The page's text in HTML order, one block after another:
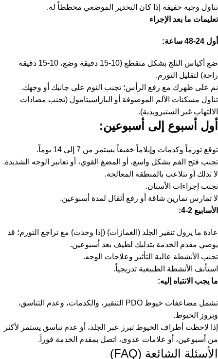
تناول وجبة خفيفة إذا كان التخدير الموضعي مخططاً له.
تعليمات ما بعد الإجراء
أول 24-48 ساعة:
ضع أكياس الثلج بشكل متقطع (10-15 دقيقة وضع، 10-15 دقيقة
راحة) لتقليل التورم.
نم على ظهرك مع رفع الرأس؛ تجنب النوم على جانبك أو وجهك.
تناول مسكنات الألم الموصوفة أو الباراسيتامول (تجنب مضادات
الالتهاب غير الستيرويدية).
أول أسبوع إلى أسبوعين:
توقع تورماً وكدمات وإيلاماً خفيفاً يستمر من 7 إلى 14 يوماً.
تجنب فتح الفم بشكل واسع، أو المضغ القوي، أو تعابير الوجه الشديدة.
لا تدلك أو تتلاعب بالمنطقة المعالجة.
تجنب إجراءات الأسنان.
لا تمارس تمارين شاقة أو رفع أثقال لمدة أسبوعين.
الأسابيع 2-4:
عادة ما يزول تنقير الجلد (الغمازات) (إذا وجدت) مع تراجع التورم؛ قد
يوصي مقدم الخدمة بتدليك لطيف بعد أسبوعين.
تجنب الأنشطة عالية التأثير وعلاجات الوجه.
استأنف الأنشطة الطبيعية تدريجياً.
ما يجب الانتباه إليه:
تشمل مضاعفات خيوط PDO التنقير، والكدمات، وعدم التناسق،
وبروز الخيوط.
إذا لاحظت أطراف الخيوط تبرز عبر الجلد، أو عدم تناسق يستمر لأكثر
من أسبوعين، أو علامات عدوى، اتصل بمقدم الخدمة فوراً.
الأسئلة الشائعة (FAQ)